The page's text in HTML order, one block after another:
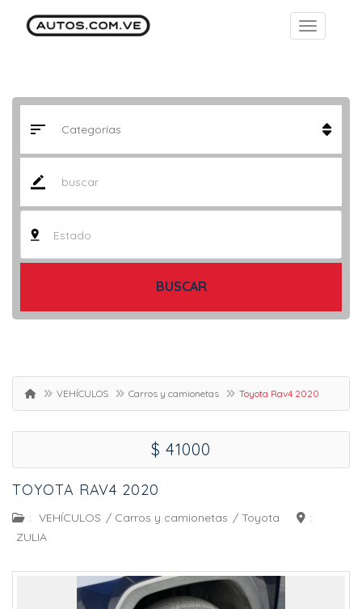
Estado
BUSCAR
VEHÍCULOS Carros y camionetas Toyota Rav4 2020
$ 41000
TOYOTA RAV4 2020
: VEHÍCULOS / Carros y camionetas / Toyota
:
ZULIA